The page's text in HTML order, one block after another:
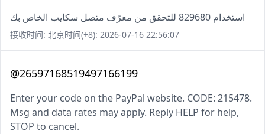
استخدام 829680 للتحقق من معرّف متصل سكايب الخاص بك
接收时间: 北京时间(+8): 2026-07-16 22:56:07
@26597168519497166199
Enter your code on the PayPal website. CODE: 215478.
Msg and data rates may apply. Reply HELP for help,
STOP to cancel.